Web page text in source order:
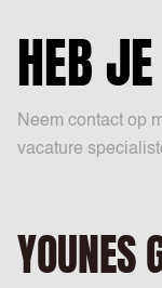
HEB
Neem contact op
vacature
YOUNES